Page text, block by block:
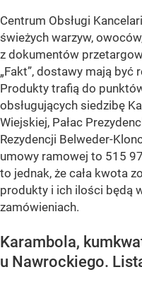
Centrum Obsługi
świeżych warzyw,
z dokumentów
„Fakt”, dostawy mają być
Produkty trafią do
obsługujących siedzibę
Wiejskiej, Pałac
Rezydencji Belweder-
umowy ramowej to 515
to jednak, że cała kwota
produkty i ich ilości będą
zamówieniach.
Karambola,
u Nawrockiego.